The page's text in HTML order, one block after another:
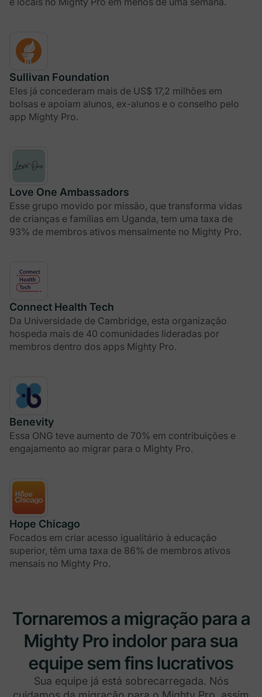
Sullivan Foundation
Eles já concederam mais de US$ 17,2 milhões em
bolsas e apoiam alunos, ex-alunos e o conselho pelo
app Mighty Pro.
Love One Ambassadors
Esse grupo movido por missão, que transforma vidas
de crianças e famílias em Uganda, tem uma taxa de
93% de membros ativos mensalmente no Mighty Pro.
Connect Health Tech
Da Universidade de Cambridge, esta organização
hospeda mais de 40 comunidades lideradas por
membros dentro dos apps Mighty Pro.
Benevity
Essa ONG teve aumento de 70% em contribuições e
engajamento ao migrar para o Mighty Pro.
Hope Chicago
Focados em criar acesso igualitário à educação
superior, têm uma taxa de 86% de membros ativos
mensais no Mighty Pro.
Tornaremos a migração para a
Mighty Pro indolor para sua
equipe sem fins lucrativos
Sua equipe já está sobrecarregada. Nós